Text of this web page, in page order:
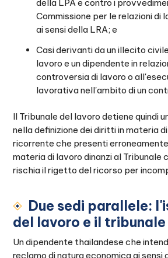
della LPA e contro i
Commissione per le relazioni di
ai sensi della LRA; e
Casi derivanti da un illecito
lavoro e un dipendente in
controversia di lavoro o
lavorativa nell'ambito di un
Il Tribunale del lavoro detiene quindi
nella definizione dei diritti in materia
ricorrente che presenti erroneamente
materia di lavoro dinanzi al Tribunale
rischia il rigetto del ricorso per
Due sedi parallele:
del lavoro e il
Un dipendente thailandese che
reclamo di natura economica ai sensi